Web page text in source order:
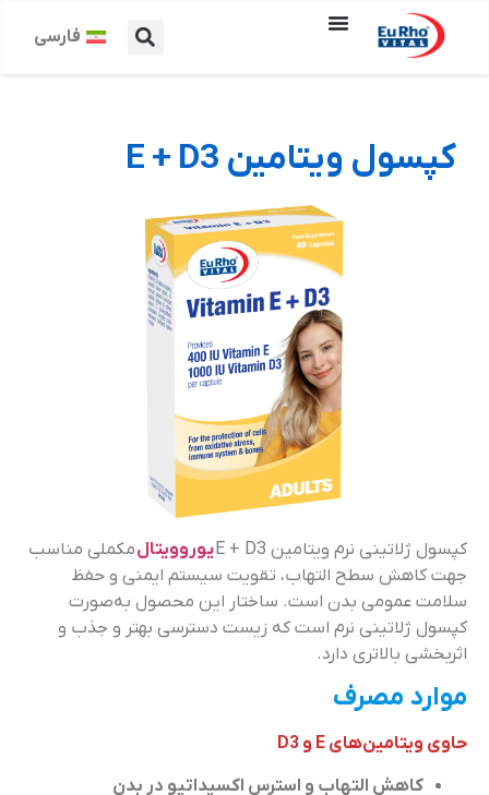
فارسی
کپسول ویتامین E + D3
کپسول ژلاتینی نرم ویتامین E + D3 یوروویتالمکملی مناسب
جهت کاهش سطح التهاب، تقویت سیستم ایمنی و حفظ
سلامت عمومی بدن است. ساختار این محصول به‌صورت
کپسول ژلاتینی نرم است که زیست دسترسی بهتر و جذب و
اثربخشی بالاتری دارد.
موارد مصرف
حاوی ویتامین‌های E و D3
کاهش التهاب و استرس اکسیداتیو در بدن